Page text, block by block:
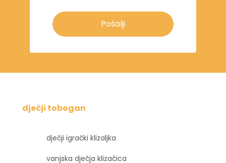
Pošalji
dječji tobogan
dječji igrački klizaljka
vanjska dječja klizačica